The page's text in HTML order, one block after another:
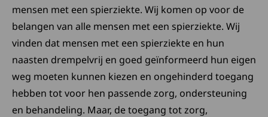
mensen met een spierziekte. Wij komen op voor de
belangen van alle mensen met een spierziekte. Wij
vinden dat mensen met een spierziekte en hun
naasten drempelvrij en goed geïnformeerd hun eigen
weg moeten kunnen kiezen en ongehinderd toegang
hebben tot voor hen passende zorg, ondersteuning
en behandeling. Maar, de toegang tot zorg,